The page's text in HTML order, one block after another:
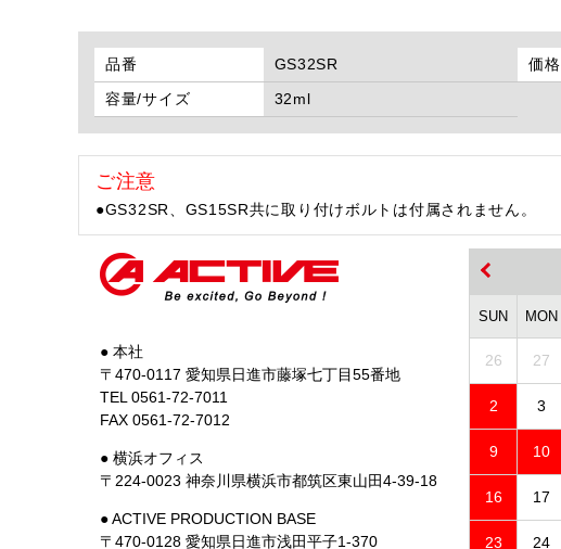
品番 GS32SR 価格
容量/サイズ
32ml
ご注意
●GS32SR、GS15SR共に取り付けボルトは付属されません。
● 本社
〒470-0117 愛知県日進市藤塚七丁目55番地
TEL 0561-72-7011
FAX 0561-72-7012
● 横浜オフィス
〒224-0023 神奈川県横浜市都筑区東山田4-39-18
● ACTIVE PRODUCTION BASE
〒470-0128 愛知県日進市浅田平子1-370
SUN MON
26 27
2 3
9 10
16 17
23 24